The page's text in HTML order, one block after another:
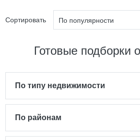
Сортировать По популярности
Готовые подборки
По типу недвижимости
По районам